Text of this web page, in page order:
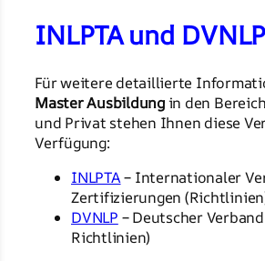
INLPTA und DVNLP
Für weitere detaillierte
Master Ausbildungin den
und Privat stehen Ihnen diese
Verfügung:
INLPTA– Internationaler
Zertifizierungen
DVNLP – Deutscher
Richtlinien)